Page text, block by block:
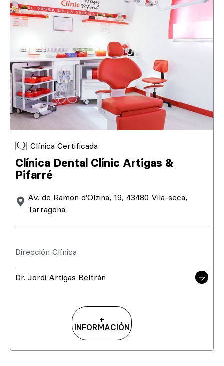
Clínica Certificada
Clínica Dental Clínic Artigas &
Pifarré
Av. de Ramon d'Olzina, 19, 43480 Vila-seca,
Tarragona
Dirección Clínica
Dr. Jordi Artigas Beltrán
+
INFORMACIÓN